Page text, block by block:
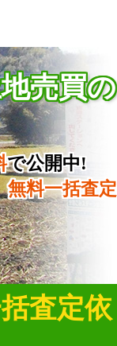
売買の
で公開中!
無料一括査定
査定依